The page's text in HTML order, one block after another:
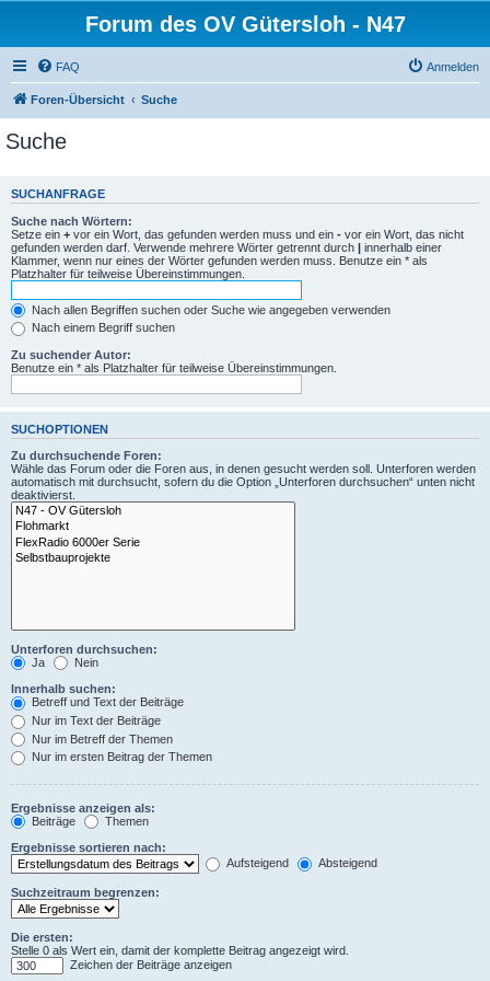
Forum des OV Gütersloh - N47
FAQ Anmelden
Foren-Übersicht Suche
Suche
SUCHANFRAGE
Suche nach Wörtern:
Setze ein + vor ein Wort, das gefunden werden muss und ein - vor ein Wort, das nicht
gefunden werden darf. Verwende mehrere Wörter getrennt durch | innerhalb einer
Klammer, wenn nur eines der Wörter gefunden werden muss. Benutze ein * als
Platzhalter für teilweise Übereinstimmungen.
Nach allen Begriffen suchen oder Suche wie angegeben verwenden
Nach einem Begriff suchen
Zu suchender Autor:
Benutze ein * als Platzhalter für teilweise Übereinstimmungen.
SUCHOPTIONEN
Zu durchsuchende Foren:
Wähle das Forum oder die Foren aus, in denen gesucht werden soll. Unterforen werden
automatisch mit durchsucht, sofern du die Option „Unterforen durchsuchen“ unten nicht
deaktivierst.
Unterforen durchsuchen:
Ja
Nein
Innerhalb suchen:
Betreff und Text der Beiträge
Nur im Text der Beiträge
Nur im Betreff der Themen
Nur im ersten Beitrag der Themen
Ergebnisse anzeigen als:
Beiträge
Themen
Ergebnisse sortieren nach:
Aufsteigend
Absteigend
Suchzeitraum begrenzen:
Die ersten:
Stelle 0 als Wert ein, damit der komplette Beitrag angezeigt wird.
Zeichen der Beiträge anzeigen